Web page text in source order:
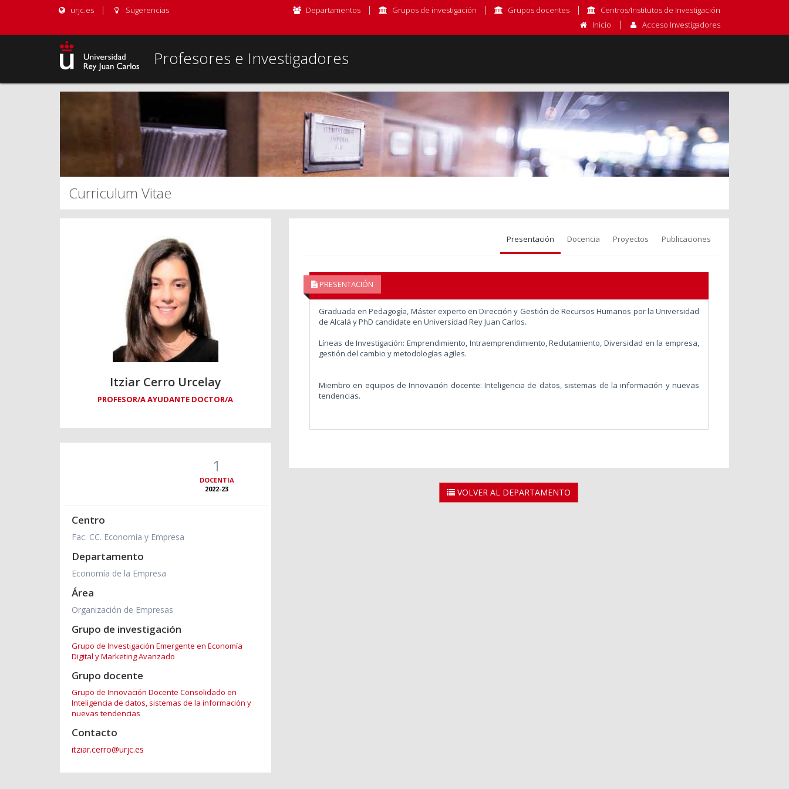
urjc.es Sugerencias Departamentos Grupos de investigación Grupos docentes
Centros/Institutos de Investigación
Inicio
Acceso Investigadores
Profesores e Investigadores
Curriculum Vitae
Itziar Cerro Urcelay
PROFESOR/A AYUDANTE DOCTOR/A
1
DOCENTIA
2022-23
Centro
Fac. CC. Economía y Empresa
Departamento
Economía de la Empresa
Área
Organización de Empresas
Grupo de investigación
Grupo de Investigación Emergente en Economía
Digital y Marketing Avanzado
Grupo docente
Grupo de Innovación Docente Consolidado en
Inteligencia de datos, sistemas de la información y
nuevas tendencias
Contacto
itziar.cerro@urjc.es
Presentación Docencia Proyectos Publicaciones
PRESENTACIÓN
Graduada en Pedagogía, Máster experto en Dirección y Gestión de Recursos Humanos por la Universidad
de Alcalá y PhD candidate en Universidad Rey Juan Carlos.
Líneas de Investigación: Emprendimiento, Intraemprendimiento, Reclutamiento, Diversidad en la empresa,
gestión del cambio y metodologías agiles.
Miembro en equipos de Innovación docente: Inteligencia de datos, sistemas de la información y nuevas
tendencias.
VOLVER AL DEPARTAMENTO